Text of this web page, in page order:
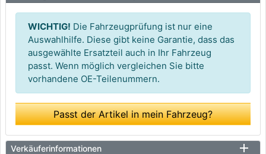
WICHTIG! Die Fahrzeugprüfung ist nur eine
Auswahlhilfe. Diese gibt keine Garantie, dass das
ausgewählte Ersatzteil auch in Ihr Fahrzeug
passt. Wenn möglich vergleichen Sie bitte
vorhandene OE-Teilenummern.
Passt der Artikel in mein Fahrzeug?
Verkäuferinformationen